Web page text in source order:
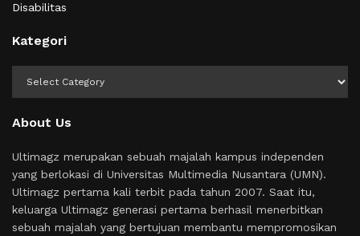
Disabilitas
Kategori
About Us
Ultimagz merupakan sebuah majalah kampus independen
yang berlokasi di Universitas Multimedia Nusantara (UMN).
Ultimagz pertama kali terbit pada tahun 2007. Saat itu,
keluarga Ultimagz generasi pertama berhasil menerbitkan
sebuah majalah yang bertujuan membantu mempromosikan